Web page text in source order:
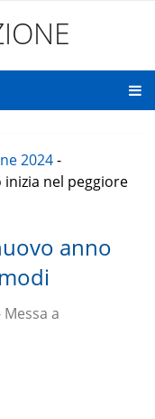
2024-
nel peggiore
anno
Messa a